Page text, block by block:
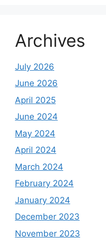
Archives
July 2026
June 2026
April 2025
June 2024
May 2024
April 2024
March 2024
February 2024
January 2024
December 2023
November 2023